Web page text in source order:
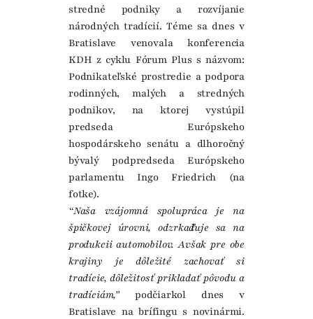
stredné podniky a rozvíjanie
národných tradícií. Téme sa dnes v
Bratislave venovala konferencia
KDH z cyklu Fórum Plus s názvom:
Podnikateľské prostredie a podpora
rodinných, malých a stredných
podnikov, na ktorej vystúpil
predseda Európskeho
hospodárskeho senátu a dlhoročný
bývalý podpredseda Európskeho
parlamentu Ingo Friedrich (na
fotke).
“Naša vzájomná spolupráca je na
špičkovej úrovni, odzrkadľuje sa na
produkcii automobilov. Avšak pre obe
krajiny je dôležité zachovať si
tradície, dôležitosť prikladať pôvodu a
tradíciám,”podčiarkol dnes v
Bratislave na brífingu s novinármi.